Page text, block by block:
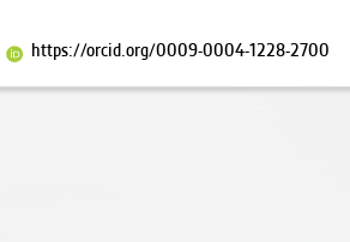
https://orcid.org/0009-0004-1228-2700